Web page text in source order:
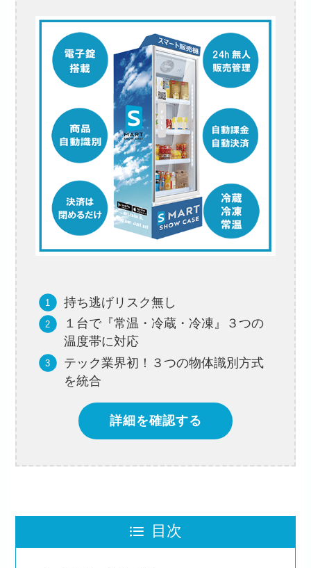
持ち逃げリスク無し
１台で『常温・冷蔵・冷凍』３つの
温度帯に対応
テック業界初！３つの物体識別方式
を統合
詳細を確認する
目次